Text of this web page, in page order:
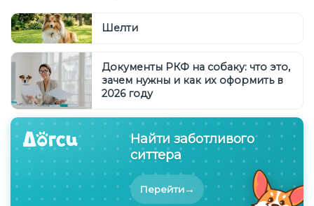
Шелти
Документы РКФ на собаку: что это,
зачем нужны и как их оформить в
2026 году
Найти заботливого
ситтера
Перейти→